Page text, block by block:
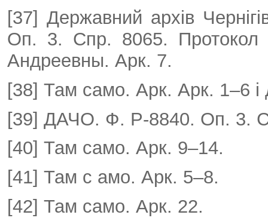
[37] Державний архів
Оп. 3. Спр. 8065.
Андреевны. Арк. 7.
[38] Там само. Арк. Арк. 1–6 і
[39] ДАЧО. Ф. Р-8840. Оп. 3.
[40] Там само. Арк. 9–14.
[41] Там с амо. Арк. 5–8.
[42] Там само. Арк. 22.